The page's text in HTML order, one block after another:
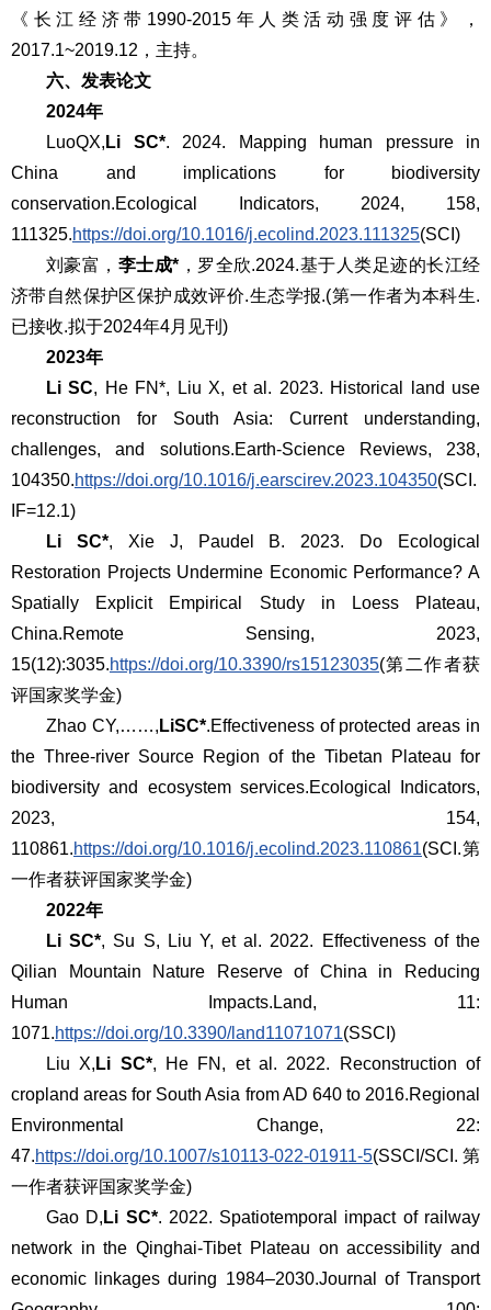
《长江经济带1990-2015年人类活动强度评估》，
2017.1~2019.12，主持。
六、 发表论文
2024年
LuoQX, Li SC*. 2024. Mapping human pressure in
China and implications for biodiversity
conservation.Ecological Indicators, 2024, 158,
111325.https://doi.org/10.1016/j.ecolind.2023.111325(SCI)
刘豪富， 李士成* ，罗全欣.2024.基于人类足迹的长江经
济带自然保护区保护成效评价.生态学报.(第一作者为本科生.
已接收.拟于2024年4月见刊)
2023年
Li SC, He FN*, Liu X, et al. 2023. Historical land use
reconstruction for South Asia: Current understanding,
challenges, and solutions.Earth-Science Reviews, 238,
104350.https://doi.org/10.1016/j.earscirev.2023.104350(SCI.
IF=12.1)
Li SC*, Xie J, Paudel B. 2023. Do Ecological
Restoration Projects Undermine Economic Performance? A
Spatially Explicit Empirical Study in Loess Plateau,
China.Remote Sensing, 2023,
15(12):3035.https://doi.org/10.3390/rs15123035(第二作者获
评国家奖学金)
Zhao CY,……, LiSC*.Effectiveness of protected areas in
the Three-river Source Region of the Tibetan Plateau for
biodiversity and ecosystem services.Ecological Indicators,
2023, 154,
110861.https://doi.org/10.1016/j.ecolind.2023.110861(SCI.第
一作者获评国家奖学金)
2022年
Li SC*, Su S, Liu Y, et al. 2022. Effectiveness of the
Qilian Mountain Nature Reserve of China in Reducing
Human Impacts. Land, 11:
1071.https://doi.org/10.3390/land11071071(SSCI)
Liu X, Li SC*, He FN, et al. 2022. Reconstruction of
cropland areas for South Asia from AD 640 to 2016.Regional
Environmental Change, 22:
47.https://doi.org/10.1007/s10113-022-01911-5(SSCI/SCI.第
一作者获评国家奖学金)
Gao D, Li SC*. 2022. Spatiotemporal impact of railway
network in the Qinghai-Tibet Plateau on accessibility and
economic linkages during 1984–2030.Journal of Transport